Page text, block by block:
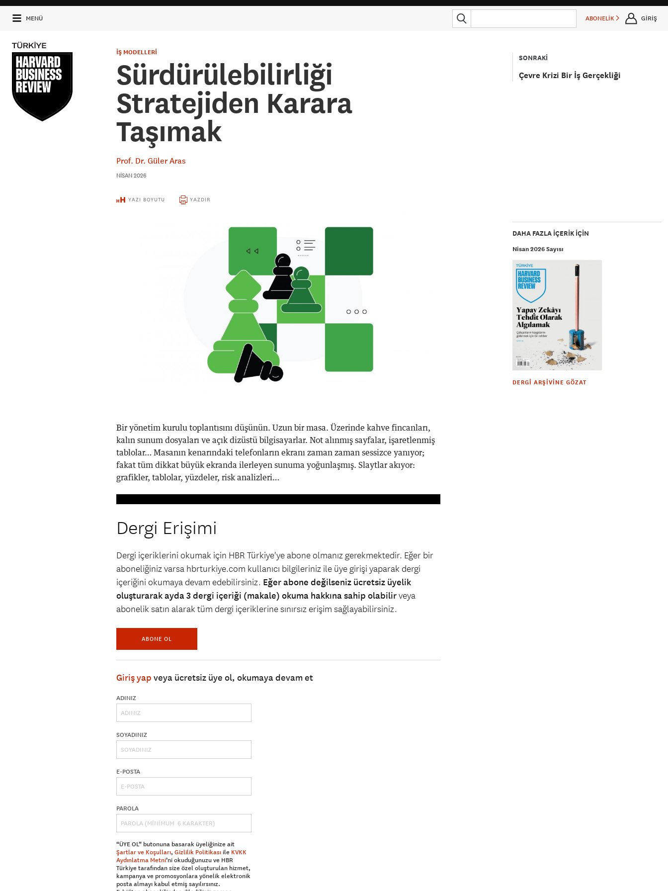
MENÜ ABONELİK GİRİŞ
SONRAKİ
Çevre Krizi Bir İş Gerçekliği
İŞ MODELLERİ
Sürdürülebilirliği
Stratejiden Karara
Taşımak
Prof. Dr. Güler Aras
NISAN 2026
YAZI BOYUTU YAZDIR
DAHA FAZLA IÇERIK IÇIN
Nisan 2026 Sayısı
DERGI ARŞIVINE GÖZAT
Bir yönetim kurulu toplantısını düşünün. Uzun bir masa. Üzerinde kahve fincanları,
kalın sunum dosyaları ve açık dizüstü bilgisayarlar. Not alınmış sayfalar, işaretlenmiş
tablolar… Masanın kenarındaki telefonların ekranı zaman zaman sessizce yanıyor;
fakat tüm dikkat büyük ekranda ilerleyen sunuma yoğunlaşmış. Slaytlar akıyor:
grafikler, tablolar, yüzdeler, risk analizleri…
Dergi Erişimi
Dergi içeriklerini okumak için HBR Türkiye'ye abone olmanız gerekmektedir. Eğer bir
aboneliğiniz varsa hbrturkiye.com kullanıcı bilgileriniz ile üye girişi yaparak dergi
içeriğini okumaya devam edebilirsiniz. Eğer abone değilseniz ücretsiz üyelik
oluşturarak ayda 3 dergi içeriği (makale) okuma hakkına sahip olabilirveya
abonelik satın alarak tüm dergi içeriklerine sınırsız erişim sağlayabilirsiniz.
ABONE OL
Giriş yap veya ücretsiz üye ol, okumaya devam et
ADINIZ
SOYADINIZ
E-POSTA
PAROLA
“ÜYE OL” butonuna basarak üyeliğinize ait
Şartlar ve Koşulları, Gizlilik Politikası ile KVKK
Aydınlatma Metni’ni okuduğunuzu ve HBR
Türkiye tarafından size özel oluşturulan hizmet,
kampanya ve promosyonlara yönelik elektronik
posta almayı kabul etmiş sayılırsınız.